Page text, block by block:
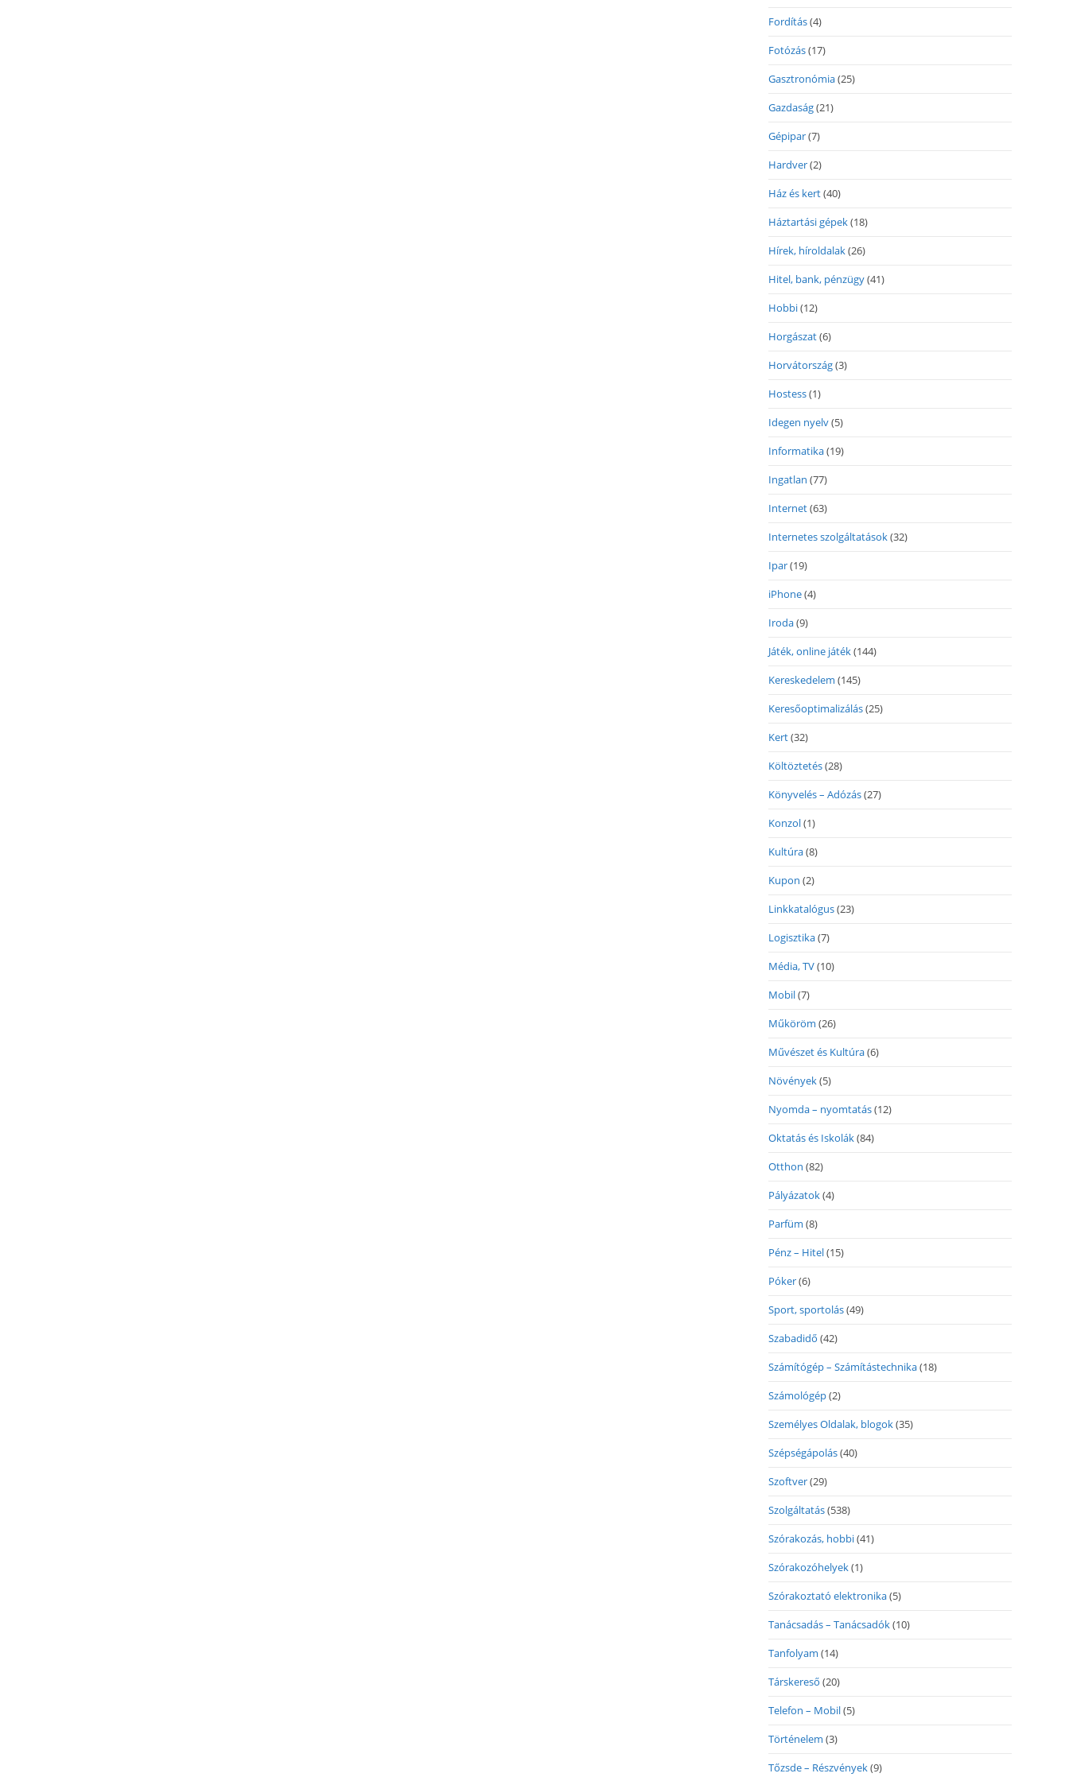
Fordítás(4)
Fotózás(17)
Gasztronómia(25)
Gazdaság(21)
Gépipar(7)
Hardver(2)
Ház és kert(40)
Háztartási gépek(18)
Hírek, híroldalak(26)
Hitel, bank, pénzügy(41)
Hobbi(12)
Horgászat(6)
Horvátország(3)
Hostess(1)
Idegen nyelv(5)
Informatika(19)
Ingatlan (77)
Internet(63)
Internetes szolgáltatások(32)
Ipar(19)
iPhone(4)
Iroda(9)
Játék, online játék(144)
Kereskedelem (145)
Keresőoptimalizálás(25)
Kert(32)
Költöztetés(28)
Könyvelés – Adózás(27)
Konzol(1)
Kultúra(8)
Kupon (2)
Linkkatalógus(23)
Logisztika(7)
Média, TV(10)
Mobil(7)
Műköröm (26)
Művészet és Kultúra(6)
Növények(5)
Nyomda – nyomtatás(12)
Oktatás és Iskolák(84)
Otthon (82)
Pályázatok(4)
Parfüm (8)
Pénz – Hitel(15)
Póker(6)
Sport, sportolás(49)
Szabadidő (42)
Számítógép – Számítástechnika(18)
Számológép(2)
Személyes Oldalak, blogok(35)
Szépségápolás(40)
Szoftver(29)
Szolgáltatás(538)
Szórakozás, hobbi(41)
Szórakozóhelyek(1)
Szórakoztató elektronika(5)
Tanácsadás – Tanácsadók(10)
Tanfolyam (14)
Társkereső (20)
Telefon – Mobil(5)
Történelem (3)
Tőzsde – Részvények(9)